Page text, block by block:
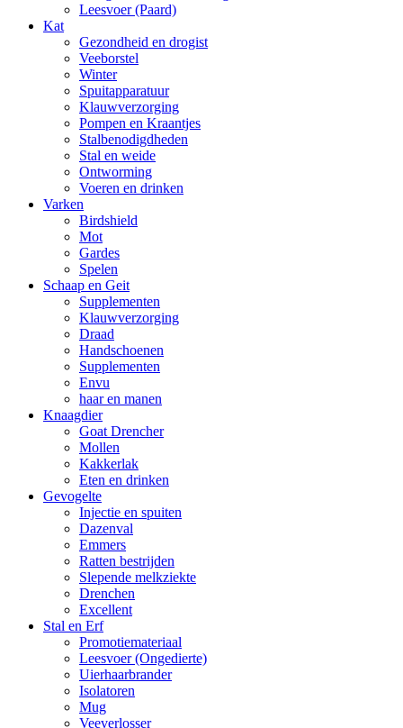
Leesvoer (Paard)
Kat
Gezondheid en drogist
Veeborstel
Winter
Spuitapparatuur
Klauwverzorging
Pompen en Kraantjes
Stalbenodigdheden
Stal en weide
Ontworming
Voeren en drinken
Varken
Birdshield
Mot
Gardes
Spelen
Schaap en Geit
Supplementen
Klauwverzorging
Draad
Handschoenen
Supplementen
Envu
haar en manen
Knaagdier
Goat Drencher
Mollen
Kakkerlak
Eten en drinken
Gevogelte
Injectie en spuiten
Dazenval
Emmers
Ratten bestrijden
Slepende melkziekte
Drenchen
Excellent
Stal en Erf
Promotiemateriaal
Leesvoer (Ongedierte)
Uierhaarbrander
Isolatoren
Mug
Veeverlosser